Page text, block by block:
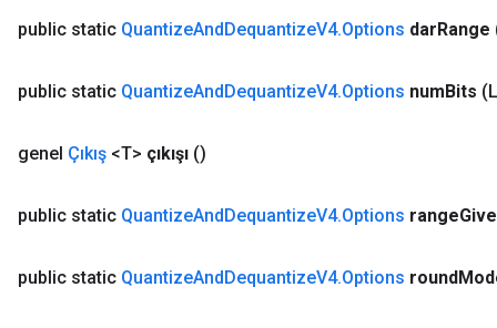
public static QuantizeAndDequantizeV4.Options darRange
public static QuantizeAndDequantizeV4.Options numBits
genel Çıkış <T> çıkışı ()
public static QuantizeAndDequantizeV4.Options range
public static QuantizeAndDequantizeV4.Options round